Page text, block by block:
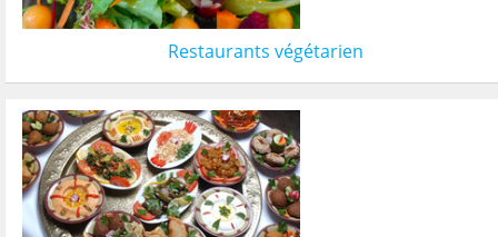
Restaurants végétarien